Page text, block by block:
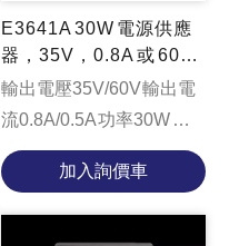
E3641A 30W 電源供應
器，35V，0.8A 或 60
V，0.5A
輸出電壓35V/60V 輸出電
流0.8A/0.5A 功率30W
function
loadYouTubeVideo() {
const videoContainer =
加入詢價車